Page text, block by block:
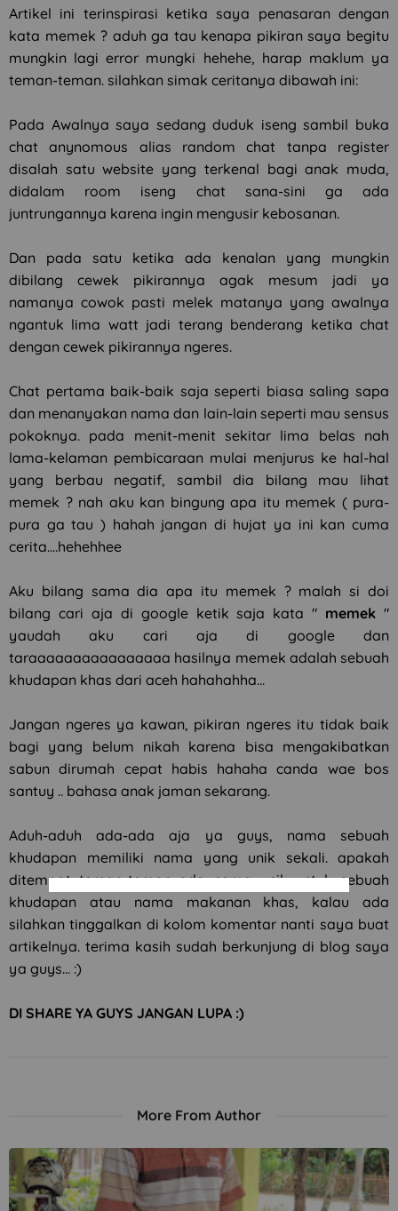
Artikel ini terinspirasi ketika saya penasaran dengan
kata memek ? aduh ga tau kenapa pikiran saya begitu
mungkin lagi error mungki hehehe, harap maklum ya
teman-teman. silahkan simak ceritanya dibawah ini:
Pada Awalnya saya sedang duduk iseng sambil buka
chat anynomous alias random chat tanpa register
disalah satu website yang terkenal bagi anak muda,
didalam room iseng chat sana-sini ga ada
juntrungannya karena ingin mengusir kebosanan.
Dan pada satu ketika ada kenalan yang mungkin
dibilang cewek pikirannya agak mesum jadi ya
namanya cowok pasti melek matanya yang awalnya
ngantuk lima watt jadi terang benderang ketika chat
dengan cewek pikirannya ngeres.
Chat pertama baik-baik saja seperti biasa saling sapa
dan menanyakan nama dan lain-lain seperti mau sensus
pokoknya. pada menit-menit sekitar lima belas nah
lama-kelaman pembicaraan mulai menjurus ke hal-hal
yang berbau negatif, sambil dia bilang mau lihat
memek ? nah aku kan bingung apa itu memek ( pura-
pura ga tau ) hahah jangan di hujat ya ini kan cuma
cerita....hehehhee
Aku bilang sama dia apa itu memek ? malah si doi
bilang cari aja di google ketik saja kata " memek"
yaudah aku cari aja di google dan
taraaaaaaaaaaaaaaaa hasilnya memek adalah sebuah
khudapan khas dari aceh hahahahha...
Jangan ngeres ya kawan, pikiran ngeres itu tidak baik
bagi yang belum nikah karena bisa mengakibatkan
sabun dirumah cepat habis hahaha canda wae bos
santuy .. bahasa anak jaman sekarang.
Aduh-aduh ada-ada aja ya guys, nama sebuah
khudapan memiliki nama yang unik sekali. apakah
ditempat teman-teman ada nama unik untuk sebuah
khudapan atau nama makanan khas, kalau ada
silahkan tinggalkan di kolom komentar nanti saya buat
artikelnya. terima kasih sudah berkunjung di blog saya
ya guys... :)
DI SHARE YA GUYS JANGAN LUPA :)
More From Author